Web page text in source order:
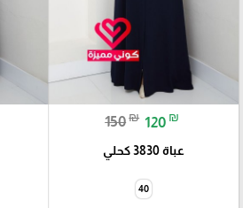
150₪ 120 ₪
عباة 3830 كحلي
40